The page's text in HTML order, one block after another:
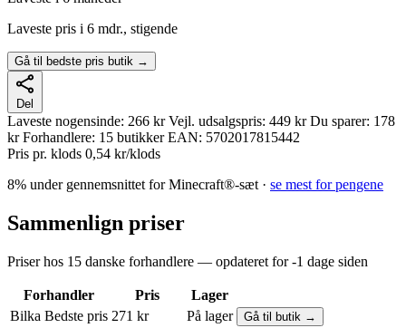
Laveste pris i 6 mdr., stigende
Gå til bedste pris butik →
Del
Laveste nogensinde: 266 kr Vejl. udsalgspris: 449 kr Du sparer: 178
kr Forhandlere: 15 butikker EAN: 5702017815442
Pris pr. klods 0,54 kr/klods
8% under gennemsnittet for Minecraft®-sæt · se mest for pengene
Sammenlign priser
Priser hos 15 danske forhandlere — opdateret for -1 dage siden
Forhandler Pris
Lager
Bilka Bedste pris 271 kr På lager Gå til butik →